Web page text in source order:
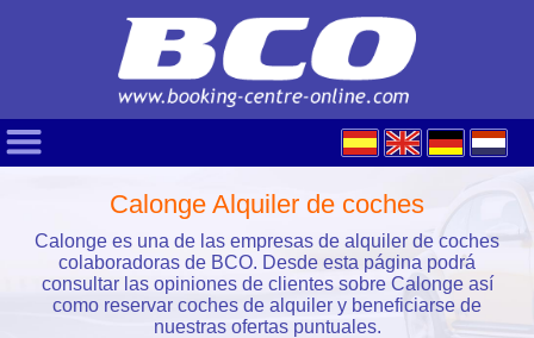
Calonge Alquiler de coches
Calonge es una de las empresas de alquiler de coches
colaboradoras de BCO. Desde esta página podrá
consultar las opiniones de clientes sobre Calonge así
como reservar coches de alquiler y beneficiarse de
nuestras ofertas puntuales.